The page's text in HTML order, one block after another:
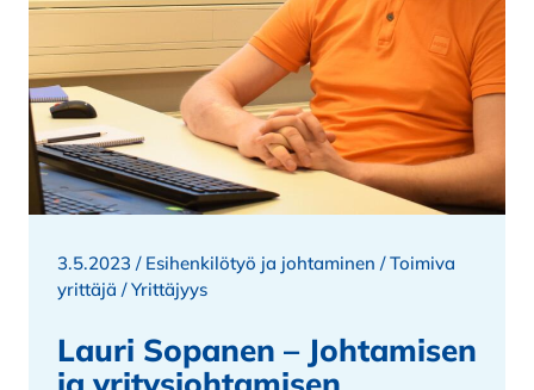
3.5.2023 / Esihenkilötyö ja johtaminen /Toimiva
yrittäjä /Yrittäjyys
Lauri Sopanen – Johtamisen